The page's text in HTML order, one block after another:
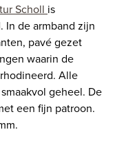
Scholl is
In de armband zijn
pavé gezet
waarin de
Alle
geheel. De
een fijn patroon.